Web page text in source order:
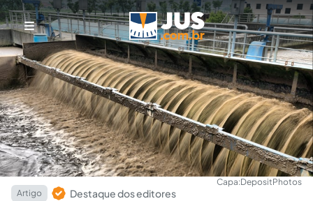
Capa:DepositPhotos
Artigo
Destaque dos editores